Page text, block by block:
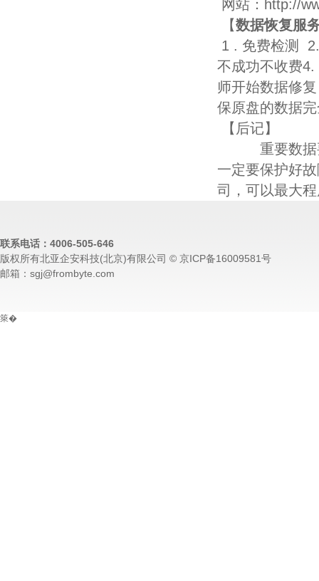
网站： http://
【数据恢复服
1 . 免费检测
不成功不收费4.
师开始数据修复
保原盘的数据
【后记】
重要数
一定要保护好
司，可以最大
联系电话：4006-505-646
版权所有北亚企安科技(北京)有限公司 © 京ICP备16009581号
邮箱：sgj@frombyte.com
箂�